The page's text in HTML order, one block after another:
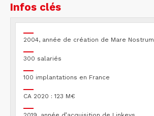
Infos clés
2004, année de création de Mare Nostrum
300 salariés
100 implantations en France
CA 2020 : 123 M€